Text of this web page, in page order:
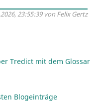
23:55:39 von Felix Gertz
Tredict mit dem Glossar
Blogeinträge